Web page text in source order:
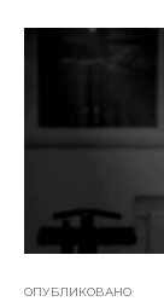
ОПУБЛИКОВАНО